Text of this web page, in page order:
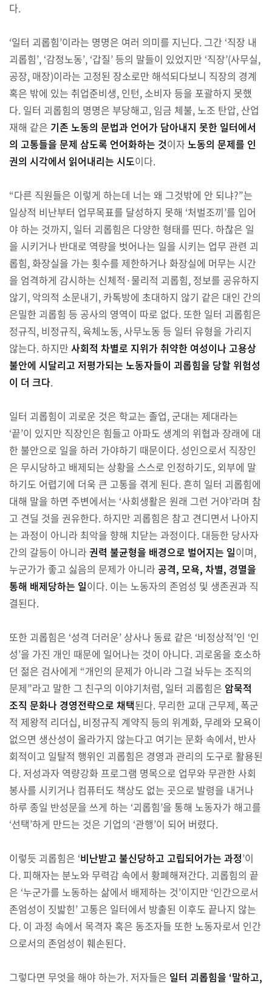
다.
‘일터 괴롭힘’이라는 명명은 여러 의미를 지닌다. 그간 ‘직장 내
괴롭힘’, ‘감정노동’, ‘갑질’ 등의 말들이 있었지만 ‘직장’(사무실,
공장, 매장)이라는 고정된 장소로만 해석되다보니 직장의 경계
혹은 밖에 있는 취업준비생, 인턴, 소비자 등을 포괄하지 못했
다. 일터 괴롭힘의 명명은 부당해고, 임금 체불, 노조 탄압, 산업
재해 같은 기존 노동의 문법과 언어가 담아내지 못한 일터에서
의 고통들을 문제 삼도록 언어화하는 것이자노동의 문제를 인
권의 시각에서 읽어내리는 시도이다.
“다른 직원들은 이렇게 하는데 너는 왜 그것밖에 안 되냐?”는
일상적 비난부터 업무목표를 달성하지 못해 ‘처벌조끼’를 입어
야 하는 것까지, 일터 괴롭힘은 다양한 형태를 띤다. 하찮은 일
을 시키거나 반대로 역량을 벗어나는 일을 시키는 업무 관련 괴
롭힘, 화장실을 가는 횟수를 제한하거나 화장실에 머무는 시간
을 엄격하게 감시하는 신체적·물리적 괴롭힘, 정보를 공유하지
않기, 악의적 소문내기, 카톡방에 초대하지 않기 같은 대인 간의
은밀한 괴롭힘 등 공사의 영역이 따로 없다. 또한 일터 괴롭힘은
정규직, 비정규직, 육체노동, 사무노동 등 일터 유형을 가리지
않는다. 하지만 사회적 차별로 지위가 취약한 여성이나 고용상
불안에 시달리고 저평가되는 노동자들이 괴롭힘을 당할 위험성
이 더 크다.
일터 괴롭힘이 괴로운 것은 학교는 졸업, 군대는 제대라는
‘끝’이 있지만 직장인은 힘들고 아파도 생계의 위협과 장래에 대
한 불안으로 일을 하러 가야하기 때문이다. 성인으로서 직장인
은 무시당하고 배제되는 상황을 스스로 인정하기도, 외부에 말
하기도 어렵기에 더욱 큰 고통을 겪게 된다. 흔히 일터 괴롭힘에
대해 말을 하면 주변에서는 ‘사회생활은 원래 그런 거야’라며 참
고 견딜 것을 권유한다. 하지만 괴롭힘은 참고 견디면서 나아지
는 과정이 아니라 최악을 향해 치닫는 과정이다. 대등한 당사자
간의 갈등이 아니라권력 불균형을 배경으로 벌어지는 일이며,
누군가가 좋고 싫음의 문제가 아니라공격, 모욕, 차별, 경멸을
통해 배제당하는 일이다. 이는 노동자의 존엄성 및 생존권과 직
결된다.
또한 괴롭힘은 ‘성격 더러운’ 상사나 동료 같은 ‘비정상적’인 ‘인
성’을 가진 개인 때문에 일어나는 것이 아니다. 괴로움을 호소하
던 젊은 검사에게 “개인의 문제가 아니라 그걸 놔두는 조직의
문제”라고 말한 그 친구의 이야기처럼, 일터 괴롭힘은 암묵적
조직 문화나 경영전략으로 채택된다. 무리한 교대 근무제, 폭군
적 제왕적 리더십, 비정규직 계약직 등의 위계화, 무례와 모욕이
없으면 생산성이 올라가지 않는다고 여기는 문화 속에서, 반사
회적이고 일탈적 행위인 괴롭힘은 경영과 관리의 도구로 활용된
다. 저성과자 역량강화 프로그램 명목으로 업무와 무관한 사회
봉사를 시키거나 컴퓨터도 책상도 없는 곳으로 발령을 내거나
하루 종일 반성문을 쓰게 하는 ‘괴롭힘’을 통해 노동자가 해고를
‘선택’하게 만드는 것은 기업의 ‘관행’이 되어 버렸다.
이렇듯 괴롭힘은 ‘비난받고 불신당하고 고립되어가는 과정’이
다. 피해자는 분노와 무력감 속에서 황폐해져간다. 괴롭힘의 끝
은 ‘누군가를 노동하는 삶에서 배제하는 것’이지만 ‘인간으로서
존엄성이 짓밟힌’ 고통은 일터에서 방출된 이후도 끝나지 않는
다. 이 과정 속에서 목격자 혹은 동조자들 또한 노동자로서 인간
으로서의 존엄성이 훼손된다.
그렇다면 무엇을 해야 하는가. 저자들은 일터 괴롭힘을 ‘말하고,